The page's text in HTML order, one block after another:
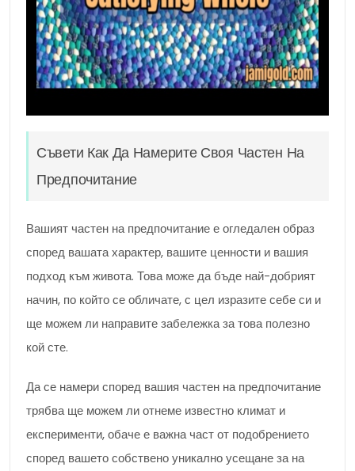
Съвети Как Да Намерите Своя Частен На
Предпочитание
Вашият частен на предпочитание е огледален образ
според вашата характер, вашите ценности и вашия
подход към живота. Това може да бъде най-добрият
начин, по който се обличате, с цел изразите себе си и
ще можем ли направите забележка за това полезно
кой сте.
Да се намери според вашия частен на предпочитание
трябва ще можем ли отнеме известно климат и
експерименти, обаче е важна част от подобрението
според вашето собствено уникално усещане за на